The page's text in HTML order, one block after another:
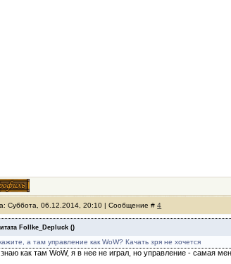
Суббота, 06.12.2014, 20:10 | Сообщение #4
Follke_Depluck ()
а там управление как WoW? Качать зря не хочется
как там WoW, я в нее не играл, но управление - самая